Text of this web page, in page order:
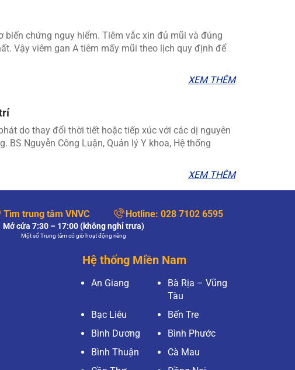
biến chứng nguy hiểm. Tiêm vắc xin đủ mũi và đúng
Vậy viêm gan A tiêm mấy mũi theo lịch quy định để
XEM THÊM
do thay đổi thời tiết hoặc tiếp xúc với các dị nguyên
Nguyễn Công Luận, Quản lý Y khoa, Hệ thống
XEM THÊM
Tìm trung tâm VNVC Hotline: 028 7102 6595
Mở cửa 7:30 – 17:00 (không nghỉ trưa)
Một số Trung tâm có giờ hoạt động riêng
Hệ thống Miền Nam
An Giang
Bà Rịa – Vũng
Tàu
Bạc Liêu
Bến Tre
Bình Dương
Bình Phước
Bình Thuận
Cà Mau